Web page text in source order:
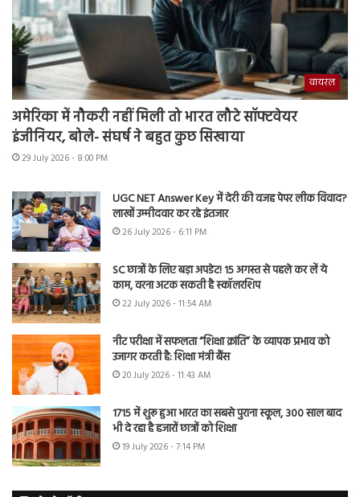
वायरल
अमेरिका में नौकरी नहीं मिली तो भारत लौटे सॉफ्टवेयर
इंजीनियर, बोले- संघर्ष ने बहुत कुछ सिखाया
29 July 2026 - 8:00 PM
UGC NET Answer Key में देरी की वजह पेपर लीक विवाद?
लाखों उम्मीदवार कर रहे इंतजार
26 July 2026 - 6:11 PM
SC छात्रों के लिए बड़ा अपडेट! 15 अगस्त से पहले कर लें ये
काम, वरना अटक सकती है स्कॉलरशिप
22 July 2026 - 11:54 AM
नीट परीक्षा में सफलता “शिक्षा क्रांति” के व्यापक प्रभाव को
उजागर करती है: शिक्षा मंत्री बैंस
20 July 2026 - 11:43 AM
1715 में शुरू हुआ भारत का सबसे पुराना स्कूल, 300 साल बाद
भी दे रहा है हजारों छात्रों को शिक्षा
19 July 2026 - 7:14 PM